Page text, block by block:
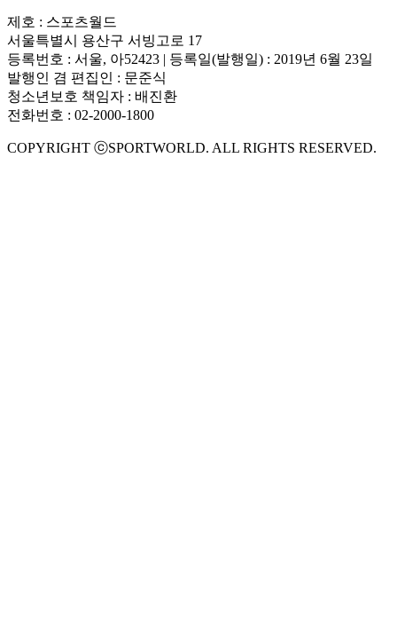
제호 : 스포츠월드
서울특별시 용산구 서빙고로 17
등록번호 : 서울, 아52423 | 등록일(발행일) : 2019년 6월 23일
발행인 겸 편집인 : 문준식
청소년보호 책임자 : 배진환
전화번호 : 02-2000-1800
COPYRIGHT ⓒSPORTWORLD. ALL RIGHTS RESERVED.